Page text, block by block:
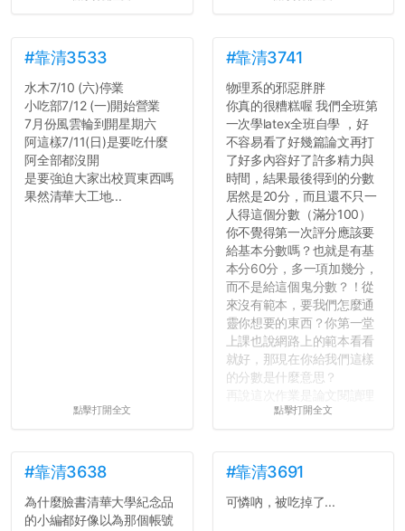
#靠清3533
水木7/10 (六)停業
小吃部7/12 (一)開始營業
7月份風雲輪到開星期六
阿這樣7/11(日)是要吃什麼
阿全部都沒開
是要強迫大家出校買東西嗎
果然清華大工地...
點擊打開全文
#靠清3741
物理系的邪惡胖胖
你真的很糟糕喔 我們全班第
一次學latex全班自學 ，好
不容易看了好幾篇論文再打
了好多內容好了許多精力與
時間，結果最後得到的分數
居然是20分，而且還不只一
人得這個分數（滿分100）
你不覺得第一次評分應該要
給基本分數嗎？也就是有基
本分60分，多一項加幾分，
而不是給這個鬼分數？！從
來沒有範本，要我們怎麼通
靈你想要的東西？你第一堂
上課也說網路上的範本看看
就好，那現在你給我們這樣
的分數是什麼意思？
再說這次作業是論文閱讀理
解與評論，既然已經寫下實
對論文的評論10分？！...
點擊打開全文
#靠清3638
為什麼臉書清華大學紀念品
的小編都好像以為那個帳號
#靠清3691
可憐吶，被吃掉了...